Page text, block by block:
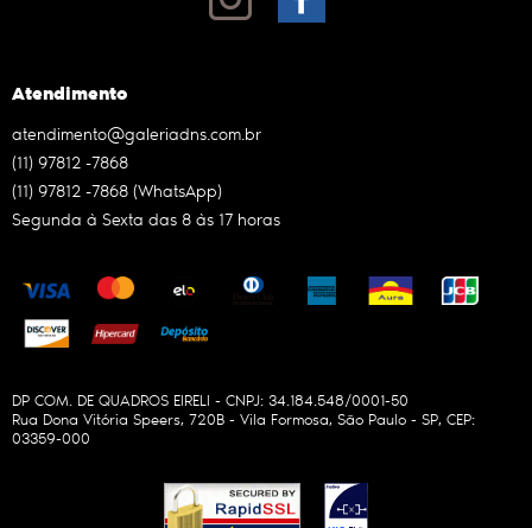
Atendimento
(11) 97812 -7868
(11) 97812 -7868 (WhatsApp)
Segunda à Sexta das 8 às 17 horas
atendimento@galeriadns.com.br
DP COM. DE QUADROS EIRELI - CNPJ: 34.184.548/0001-50
Rua Dona Vitória Speers, 720B - Vila Formosa, São Paulo - SP, CEP:
03359-000